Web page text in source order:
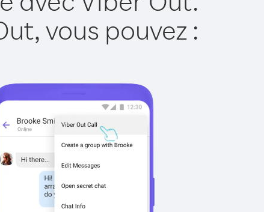
vous pouvez :